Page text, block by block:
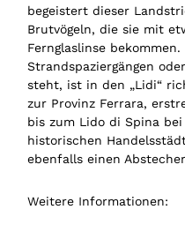
begeistert dieser
Brutvögeln, die sie mit
Fernglaslinse
Strandspaziergängen
steht, ist in den „Lidi“
zur Provinz Ferrara,
bis zum Lido di Spina
historischen
ebenfalls einen
Weitere Informationen: